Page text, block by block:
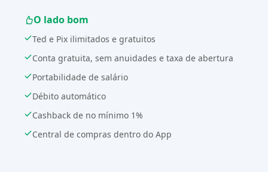
O lado bom
Ted e Pix ilimitados e gratuitos
Conta gratuita, sem anuidades e taxa de abertura
Portabilidade de salário
Débito automático
Cashback de no mínimo 1%
Central de compras dentro do App